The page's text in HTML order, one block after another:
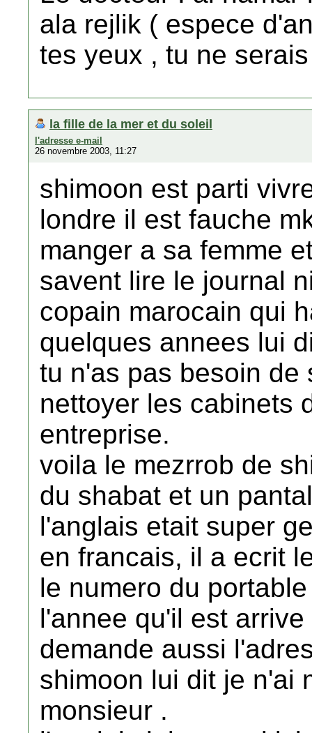
ala rejlik ( espece
tes yeux , tu ne
la fille de la mer et du soleil
l'adresse e-mail
26 novembre 2003, 11:27
shimoon est parti
londre il est fauche
manger a sa femme
savent lire le journal
copain marocain qui
quelques annees lui
tu n'as pas besoin de
nettoyer les cabinets
entreprise.
voila le mezrrob de
du shabat et un
l'anglais etait super
en francais, il a ecrit
le numero du
l'annee qu'il est
demande aussi
shimoon lui dit je n'ai
monsieur .